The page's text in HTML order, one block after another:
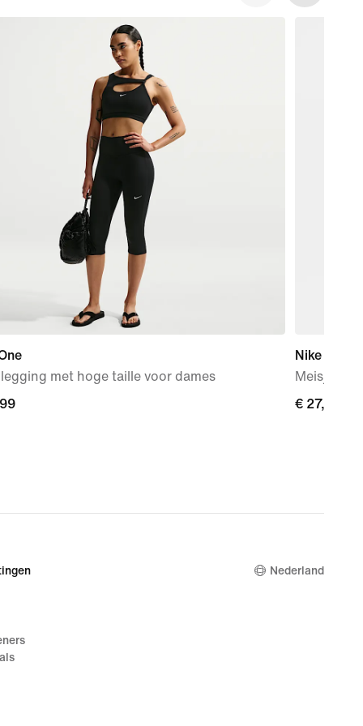
met hoge taille voor dames
Nike Pro
€ 27,99
€ 27,99
Nederland